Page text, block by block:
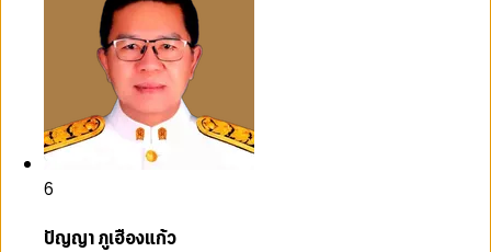
6
ปัญญา ภูเฮืองแก้ว